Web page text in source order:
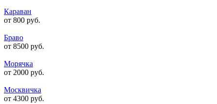
Караван
от 800 руб.
Браво
от 8500 руб.
Морячка
от 2000 руб.
Москвичка
от 4300 руб.